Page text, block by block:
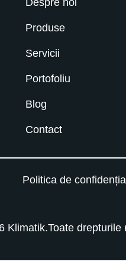
Produse
Servicii
Portofoliu
Blog
Contact
Politica de
Klimatik.Toate